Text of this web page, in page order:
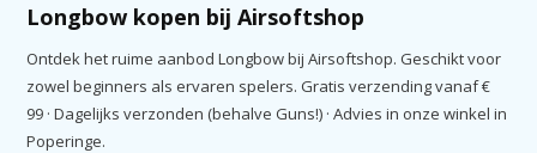
Longbow kopen bij Airsoftshop
Ontdek het ruime aanbod Longbow bij Airsoftshop. Geschikt voor
zowel beginners als ervaren spelers. Gratis verzending vanaf €
99 · Dagelijks verzonden (behalve Guns!) · Advies in onze winkel in
Poperinge.